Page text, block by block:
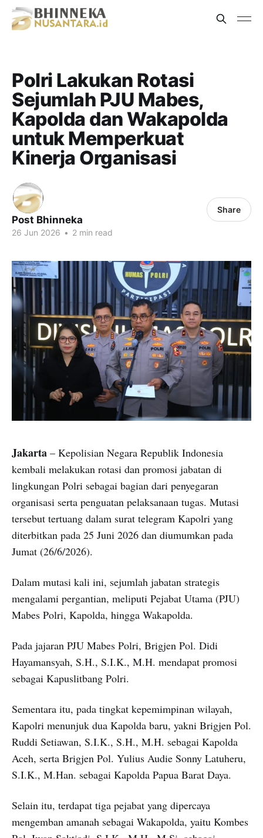
Polri Lakukan Rotasi
Sejumlah PJU Mabes,
Kapolda dan Wakapolda
untuk Memperkuat
Kinerja Organisasi
Post Bhinneka
26 Jun 2026 • 2 min read
Share
Jakarta – Kepolisian Negara Republik Indonesia
kembali melakukan rotasi dan promosi jabatan di
lingkungan Polri sebagai bagian dari penyegaran
organisasi serta penguatan pelaksanaan tugas. Mutasi
tersebut tertuang dalam surat telegram Kapolri yang
diterbitkan pada 25 Juni 2026 dan diumumkan pada
Jumat (26/6/2026).
Dalam mutasi kali ini, sejumlah jabatan strategis
mengalami pergantian, meliputi Pejabat Utama (PJU)
Mabes Polri, Kapolda, hingga Wakapolda.
Pada jajaran PJU Mabes Polri, Brigjen Pol. Didi
Hayamansyah, S.H., S.I.K., M.H. mendapat promosi
sebagai Kapuslitbang Polri.
Sementara itu, pada tingkat kepemimpinan wilayah,
Kapolri menunjuk dua Kapolda baru, yakni Brigjen Pol.
Ruddi Setiawan, S.I.K., S.H., M.H. sebagai Kapolda
Aceh, serta Brigjen Pol. Yulius Audie Sonny Latuheru,
S.I.K., M.Han. sebagai Kapolda Papua Barat Daya.
Selain itu, terdapat tiga pejabat yang dipercaya
mengemban amanah sebagai Wakapolda, yaitu Kombes